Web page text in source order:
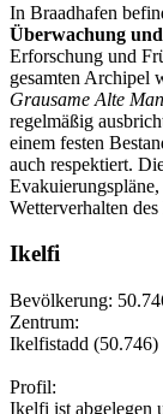
In Braadhafen
Überwachung
Erforschung und
gesamten Archipel
Grausame Alte
regelmäßig
einem festen
auch respektiert.
Wetterverhalten des
Ikelfi
Bevölkerung:
Zentrum:
Ikelfistadd (50.746)
Profil:
Ikelfi ist abgelegen